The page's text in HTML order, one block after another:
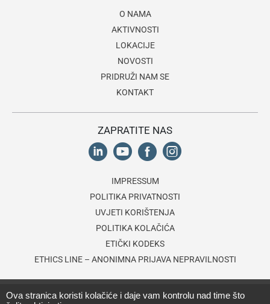
O NAMA
AKTIVNOSTI
LOKACIJE
NOVOSTI
PRIDRUŽI NAM SE
KONTAKT
ZAPRATITE NAS
IMPRESSUM
POLITIKA PRIVATNOSTI
UVJETI KORIŠTENJA
POLITIKA KOLAČIĆA
ETIČKI KODEKS
ETHICS LINE – ANONIMNA PRIJAVA NEPRAVILNOSTI
© 2026 Lagardère Travel Retail Croatia d.o.o., dio Lagardère grupe
Ova stranica koristi kolačiće i daje vam kontrolu nad time što